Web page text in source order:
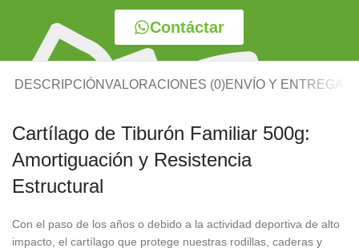
Contáctar
DESCRIPCIÓNVALORACIONES (0)ENVÍO Y ENTREGA
Cartílago de Tiburón Familiar 500g:
Amortiguación y Resistencia
Estructural
Con el paso de los años o debido a la actividad deportiva de alto
impacto, el cartílago que protege nuestras rodillas, caderas y